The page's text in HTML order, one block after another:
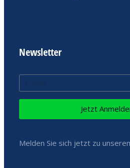
Newsletter
Jetzt
Melden Sie sich jetzt zu